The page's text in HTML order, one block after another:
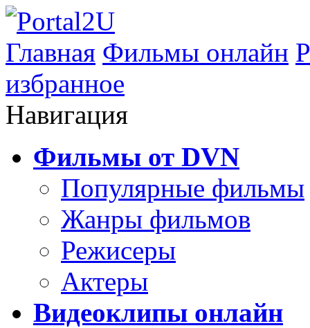
Главная Фильмы онлайн
избранное
Навигация
Фильмы от DVN
Популярные фильмы
Жанры фильмов
Режисеры
Актеры
Видеоклипы онлайн